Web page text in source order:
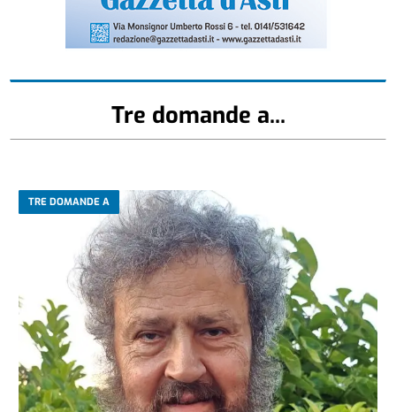
Tre domande a...
TRE DOMANDE A